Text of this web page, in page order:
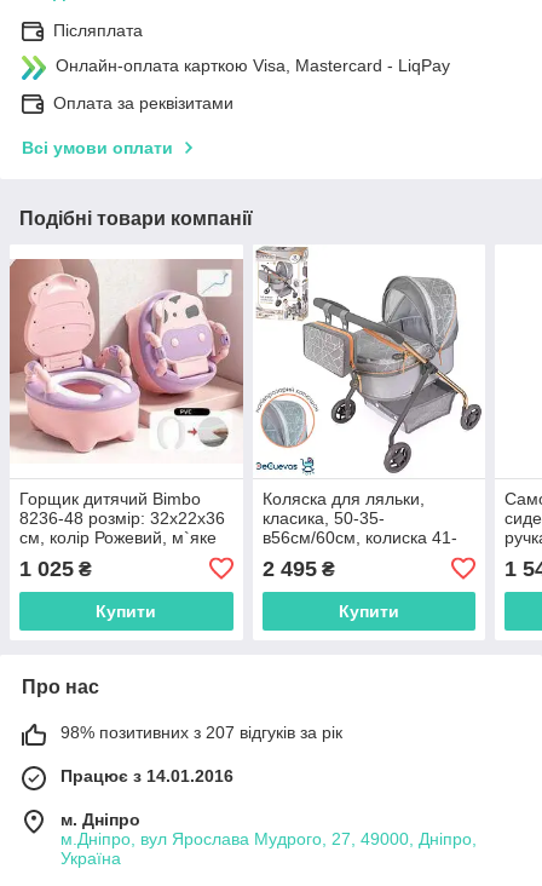
Післяплата
Онлайн-оплата карткою Visa, Mastercard - LiqPay
Оплата за реквізитами
Всі умови оплати
Подібні товари компанії
Горщик дитячий Bimbo
8236-48 розмір: 32х22х36
см, колір Рожевий, м`яке
1 025 ₴
Купити
Коляска для ляльки,
класика, 50-35-
в56см/60см, колиска 41-
24см, рюкзак, , метал, в
кор-ці, 32х45х11 см ,
86077 сірий
2 495₴
Купити
1
Про нас
98% позитивних з 207 відгуків за рік
Працює з 14.01.2016
м. Дніпро
м.Дніпро, вул Ярослава Мудрого, 27, 49000, Дніпро,
Україна